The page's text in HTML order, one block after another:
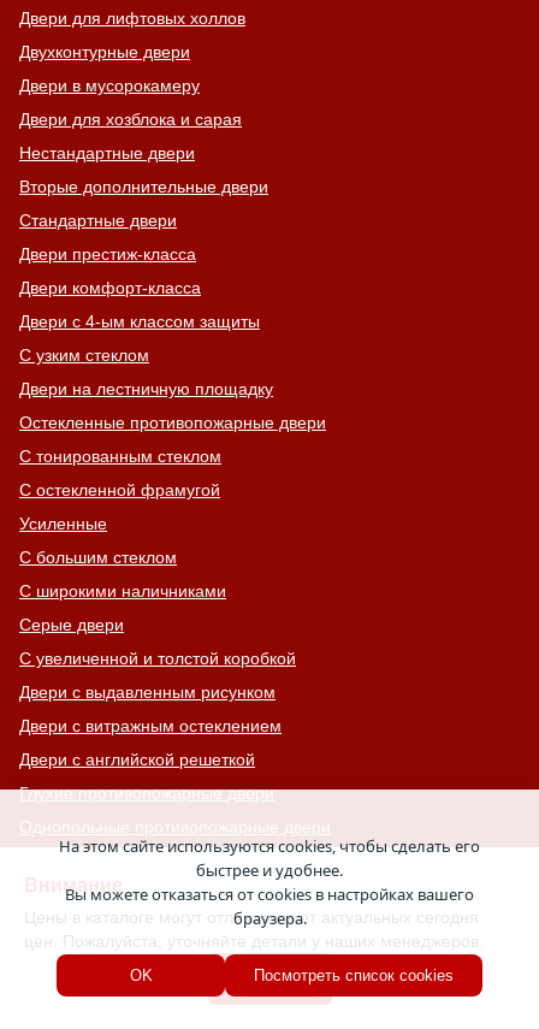
Внимание
Цены в каталоге могут отличаться от актуальных сегодня
цен. Пожалуйста, уточняйте детали у наших менеджеров.
Хорошо
Двери для лифтовых холлов
Двухконтурные двери
Двери в мусорокамеру
Двери для хозблока и сарая
Нестандартные двери
Вторые дополнительные двери
Стандартные двери
Двери престиж-класса
Двери комфорт-класса
Двери с 4-ым классом защиты
С узким стеклом
Двери на лестничную площадку
Остекленные противопожарные двери
С тонированным стеклом
С остекленной фрамугой
Усиленные
С большим стеклом
С широкими наличниками
Серые двери
С увеличенной и толстой коробкой
Двери с выдавленным рисунком
Двери с витражным остеклением
Двери с английской решеткой
Глухие противопожарные двери
Однопольные противопожарные двери
Двери Антипаника
Двери с окном сверху
Двери для хозяйственных помещений
Входные группы
На этом сайте используются cookies, чтобы сделать его
быстрее и удобнее.
Вы можете отказаться от cookies в настройках вашего
браузера.
OK Посмотреть список cookies